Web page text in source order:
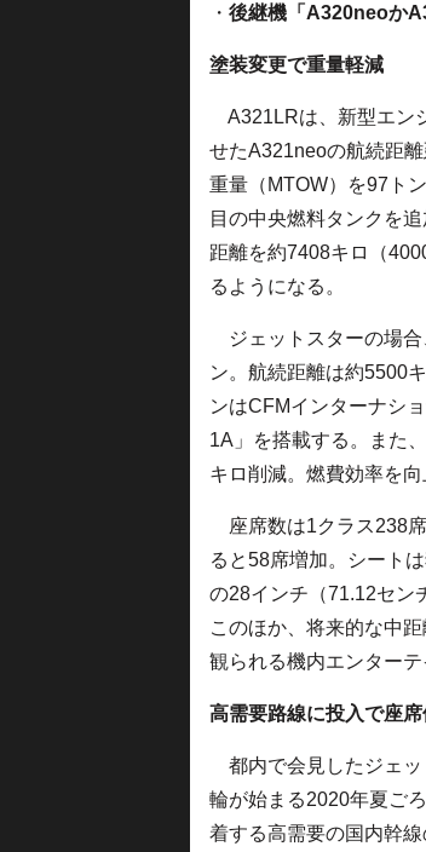
・ 後継機「A320neoか
塗装変更で重量軽減
A321LRは、新型エン
せたA321neoの航続距
重量（MTOW）を97ト
目の中央燃料タンクを
距離を約7408キロ（
るようになる。
ジェットスターの場合
ン。航続距離は約5500
ンはCFMインターナシ
1A」を搭載する。また
キロ削減。燃費効率を向
座席数は1クラス238
ると58席増加。シート
の28インチ（71.12セン
このほか、将来的な中
観られる機内エンター
高需要路線に投入で座
都内で会見したジェッ
輪が始まる2020年夏ご
着する高需要の国内幹